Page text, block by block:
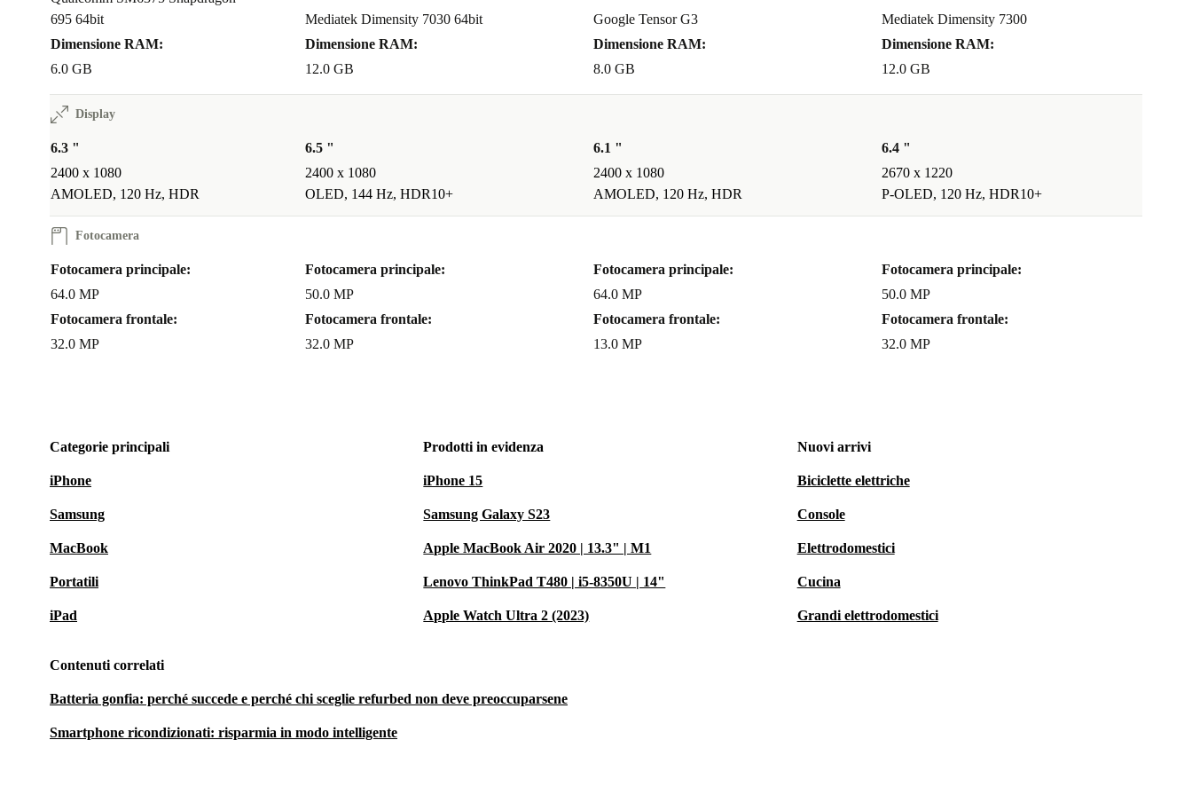
Certo! La velocità del processore, il display ampio e la connettività
5G lo rendono perfetto per videoconferenze, multitasking e gestione
di documenti ovunque.
È facile da portare con sé?
Con il suo design leggero (solo 155 g) e sottile, si infila
comodamente in tasca o nella borsa: ideale per chi è sempre in
movimento.
Scegliendo un Motorola Edge 30 Neo 5G ricondizionato, fai un
passo avanti verso la tecnologia responsabile e sostenibile. Goditi
affidabilità, prestazioni e uno stile di vita più green, senza
compromessi.
695 64bit
Dimensione RAM:
6.0 GB
Mediatek Dimensity 7030 64bit
Dimensione RAM:
12.0 GB
Google Tensor G3
Dimensione RAM:
8.0 GB
Mediatek Dimensity 7300
Dimensione RAM:
12.0 GB
Display
6.3 "
2400 x 1080
AMOLED, 120 Hz, HDR
6.5 "
2400 x 1080
OLED, 144 Hz, HDR10+
6.1 "
2400 x 1080
AMOLED, 120 Hz, HDR
6.4 "
2670 x 1220
P-OLED, 120 Hz, HDR10+
Fotocamera
Fotocamera principale:
64.0 MP
Fotocamera frontale:
32.0 MP
Fotocamera principale:
50.0 MP
Fotocamera frontale:
32.0 MP
Fotocamera principale:
64.0 MP
Fotocamera frontale:
13.0 MP
Fotocamera principale:
50.0 MP
Fotocamera frontale:
32.0 MP
Categorie principali
iPhone
Samsung
MacBook
Portatili
iPad
Prodotti in evidenza
iPhone 15
Samsung Galaxy S23
Apple MacBook Air 2020 | 13.3" | M1
Lenovo ThinkPad T480 | i5-8350U | 14"
Apple Watch Ultra 2 (2023)
Nuovi arrivi
Biciclette elettriche
Console
Elettrodomestici
Cucina
Grandi elettrodomestici
Contenuti correlati
Batteria gonfia: perché succede e perché chi sceglie refurbed non deve preoccuparsene
Smartphone ricondizionati: risparmia in modo intelligente